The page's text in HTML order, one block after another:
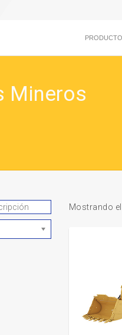
Mineros
Mostrando